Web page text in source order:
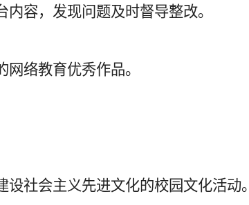
容，发现问题及时督导整改。
络教育优秀作品。
设社会主义先进文化的校园文化活动。